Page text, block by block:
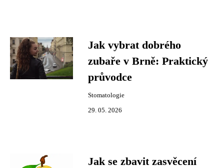
Jak vybrat dobrého
zubaře v Brně: Praktický
průvodce
Stomatologie
29. 05. 2026
Jak se zbavit zasvěcení